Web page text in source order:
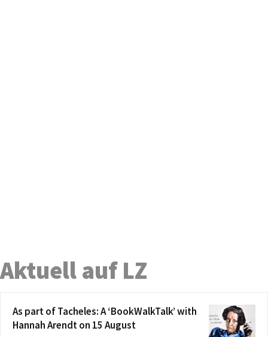
Aktuell auf LZ
As part of Tacheles: A ‘BookWalkTalk’ with
Hannah Arendt on 15 August